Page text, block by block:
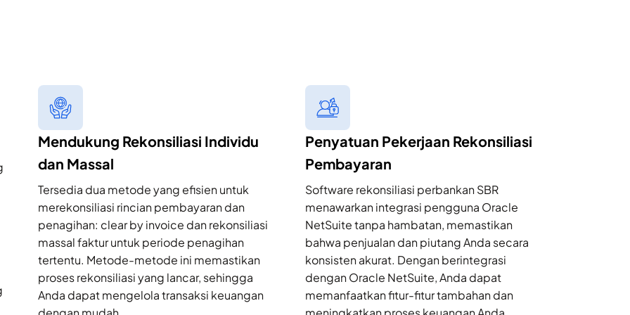
Mendukung Rekonsiliasi Individu
dan Massal
Tersedia dua metode yang efisien untuk
merekonsiliasi rincian pembayaran dan
penagihan: clear by invoice dan rekonsiliasi
massal faktur untuk periode penagihan
tertentu. Metode-metode ini memastikan
proses rekonsiliasi yang lancar, sehingga
Anda dapat mengelola transaksi keuangan
Penyatuan Pekerjaan Rekonsiliasi
Pembayaran
Software rekonsiliasi perbankan SBR
menawarkan integrasi pengguna Oracle
NetSuite tanpa hambatan, memastikan
bahwa penjualan dan piutang Anda secara
konsisten akurat. Dengan berintegrasi
dengan Oracle NetSuite, Anda dapat
memanfaatkan fitur-fitur tambahan dan